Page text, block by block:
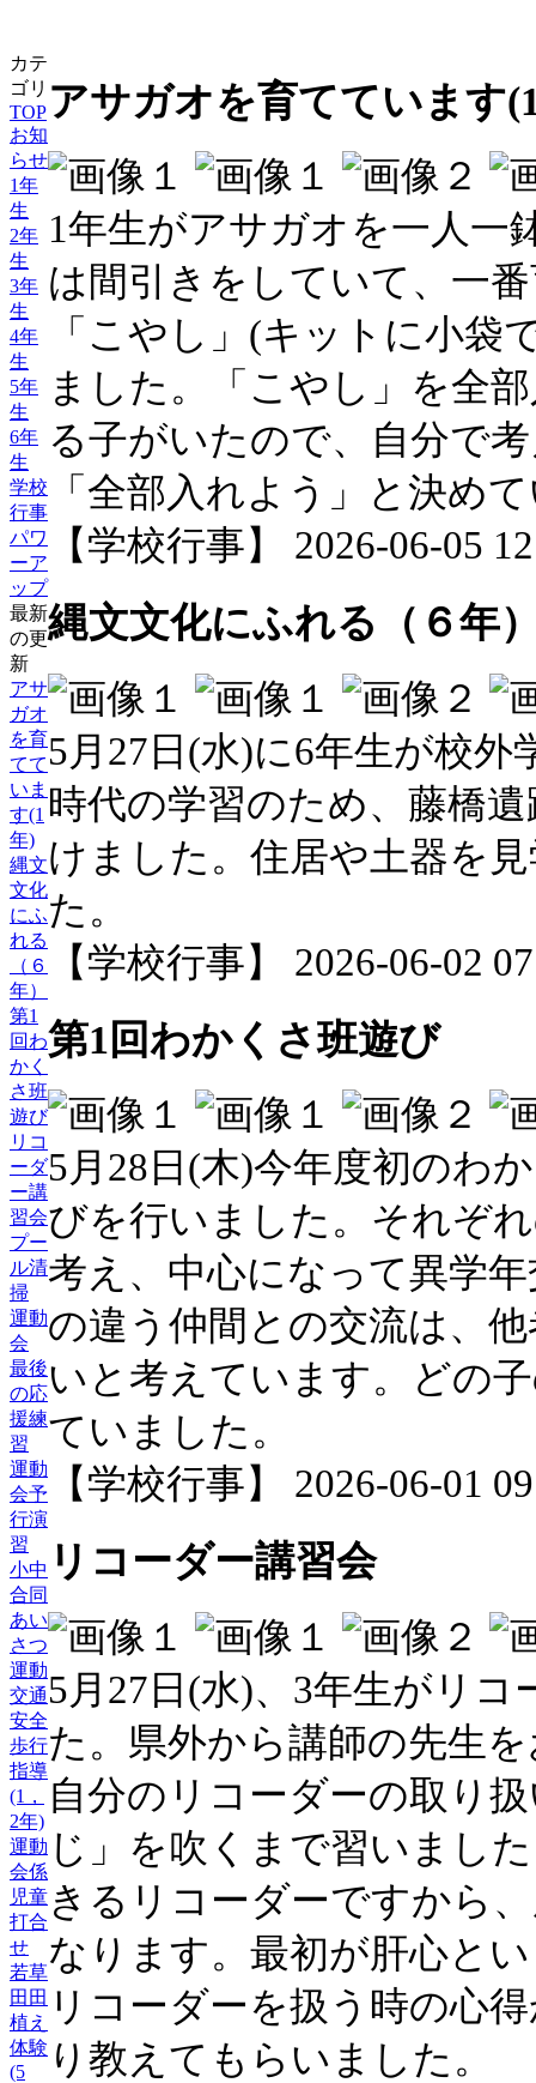
カテ
ゴリ
TOP
お知
らせ
1年
生
2年
生
3年
生
4年
生
5年
生
6年
生
学校
行事
パワ
ーア
ップ
最新
の更
新
アサ
ガオ
を育
てて
いま
す(1
年)
縄文
文化
にふ
れる
（６
年）
第1
回わ
かく
さ班
遊び
リコ
ーダ
ー講
習会
プー
ル清
掃
運動
会
最後
の応
援練
習
運動
会予
行演
習
小中
合同
あい
さつ
運動
交通
安全
歩行
指導
(1，
2年)
運動
会係
児童
打合
せ
若草
田田
植え
体験
(5
アサガオを育てています
1年生がアサガオを一人一
は間引きをしていて、一
「こやし」(キットに小袋
ました。「こやし」を全
る子がいたので、自分で
「全部入れよう」と決め
【学校行事】 2026-06-05
縄文文化にふれる（６年
5月27日(水)に6年生が校
時代の学習のため、藤橋
けました。住居や土器を
た。
【学校行事】 2026-06-02
第1回わかくさ班遊び
5月28日(木)今年度初のわ
びを行いました。それぞ
考え、中心になって異学
の違う仲間との交流は、
いと考えています。どの
ていました。
【学校行事】 2026-06-01
リコーダー講習会
5月27日(水)、3年生がリ
た。県外から講師の先生
自分のリコーダーの取り
じ」を吹くまで習いまし
きるリコーダーですから
なります。最初が肝心と
リコーダーを扱う時の心
り教えてもらいました。